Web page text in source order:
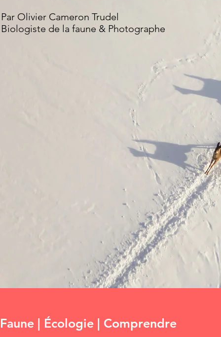
Par Olivier Cameron Trudel
Biologiste de la faune & Photographe
Faune | Écologie | Comprendre